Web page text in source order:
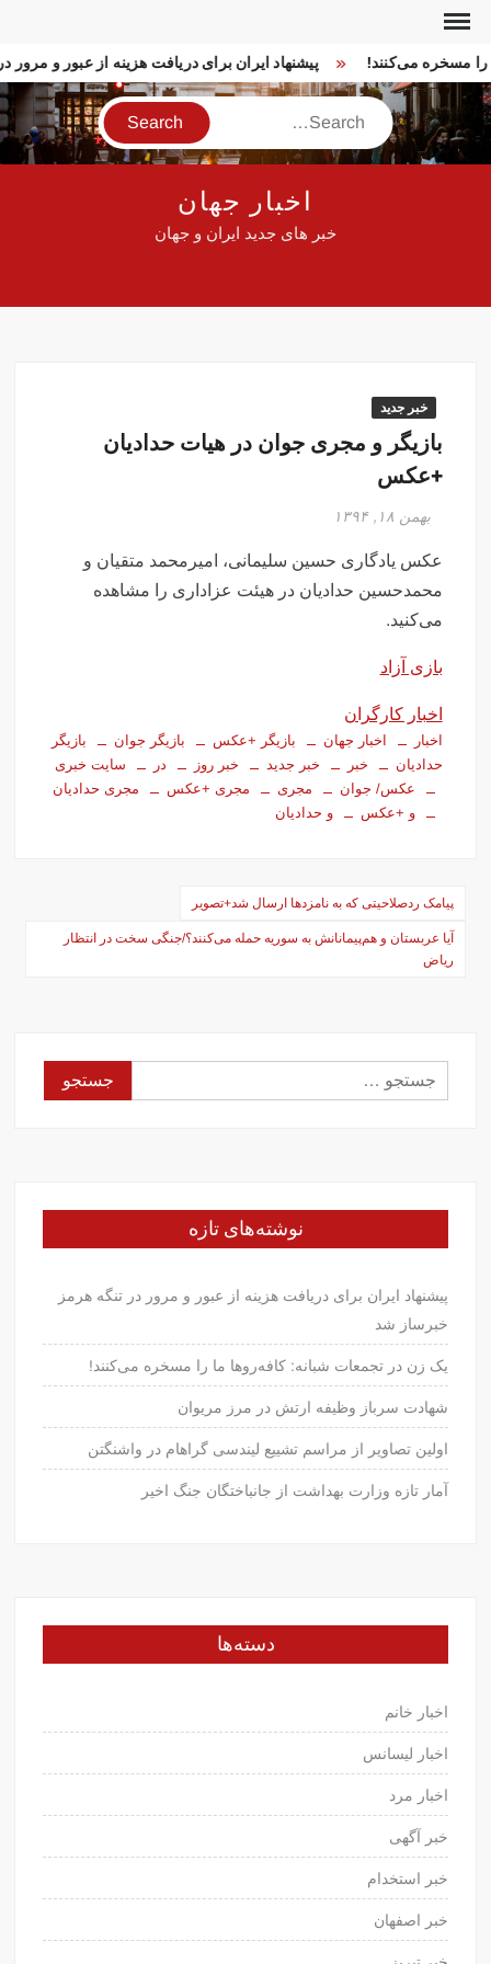
Skip
content
پیشنهاد ایران برای دریافت هزینه از عبور و را مسخره می‌کنند!
Search
اخبار جهان
خبر های جدید ایران و جهان
خبر جدید
بازیگر و مجری جوان در هیات حدادیان
+عکس
بهمن ۱۸, ۱۳۹۴
عکس یادگاری حسین سلیمانی، امیرمحمد متقیان و
محمدحسین حدادیان در هیئت عزاداری را مشاهده
می‌کنید.
بازی آزاد
اخبار کارگران
اخبار اخبار جهان بازیگر +عکس بازیگر جوان
بازیگر
حدادیان
خبر خبر جدید خبر روز در
سایت خبری
عکس/ جوان
مجری مجری +عکس
مجری حدادیان
و +عکس
و حدادیان
راهبری
نوشته‌ها
پیامک ردصلاحیتی که به نامزدها ارسال شد+تصویر
آیا عربستان و هم‌پیمانانش به سوریه حمله می‌کنند؟/جنگی سخت در انتظار
ریاض
جستجو
برای:
نوشته‌های تازه
پیشنهاد ایران برای دریافت هزینه از عبور و مرور در تنگه هرمز
خبرساز شد
یک زن در تجمعات شبانه: کافه‌روها ما را مسخره می‌کنند!
شهادت سرباز وظیفه ارتش در مرز مریوان
اولین تصاویر از مراسم تشییع لیندسی گراهام در واشنگتن
آمار تازه وزارت بهداشت از جانباختگان جنگ اخیر
دسته‌ها
اخبار خانم
اخبار لیسانس
اخبار مرد
خبر آگهی
خبر استخدام
خبر اصفهان